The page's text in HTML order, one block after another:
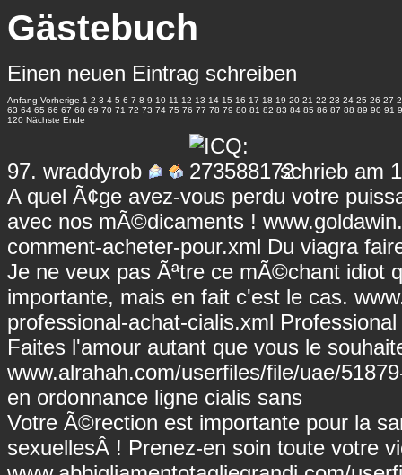
Gästebuch
Einen neuen Eintrag schreiben
Anfang Vorherige 1 2 3 4 5 6 7 8 9 10 11 12 13 14 15 16 17 18 19 20 21 22 23 24 25 26 27
63 64 65 66 67 68 69 70 71 72 73 74 75 76 77 78 79 80 81 82 83 84 85 86 87 88 89 90 91
120 Nächste Ende
97. wraddyrob
schrieb am
A quel Ã¢ge avez-vous perdu votre
avec nos mÃ©dicaments !
comment-acheter-pour.xml Du viagra
Je ne veux pas Ãªtre ce mÃ©chant idiot
importante, mais en fait c'est le cas.
professional-achat-cialis.xml
Faites l'amour autant que vous le
www.alrahah.com/userfiles/file/uae/
en ordonnance ligne cialis sans
Votre Ã©rection est importante pour la
sexuellesÂ ! Prenez-en soin toute votre